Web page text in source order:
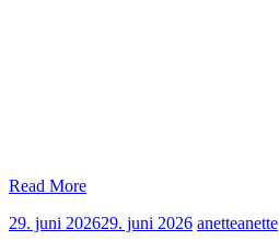
Read More
29. juni 202629. juni 2026 anetteanette